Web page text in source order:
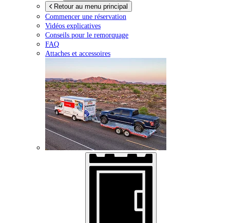
Retour au menu principal
Commencer une réservation
Vidéos explicatives
Conseils pour le remorquage
FAQ
Attaches et accessoires